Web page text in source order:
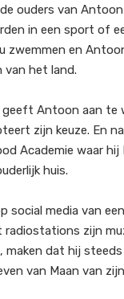
ouders van
in een sport of
zwemmen en
van het land.
geeft Antoon aan
zijn keuze. En
Academie waar
huis.
social media van
zijn
maken dat hij
van Maan van